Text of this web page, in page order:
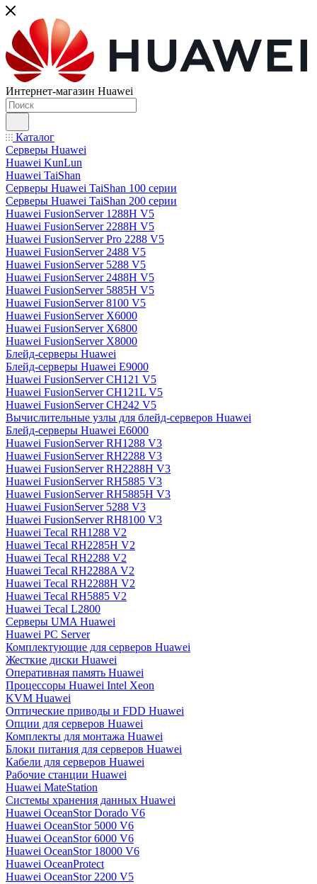
Интернет-магазин Huawei
Каталог
Серверы Huawei
Huawei KunLun
Huawei TaiShan
Серверы Huawei TaiShan 100 серии
Серверы Huawei TaiShan 200 серии
Huawei FusionServer 1288H V5
Huawei FusionServer 2288H V5
Huawei FusionServer Pro 2288 V5
Huawei FusionServer 2488 V5
Huawei FusionServer 5288 V5
Huawei FusionServer 2488H V5
Huawei FusionServer 5885H V5
Huawei FusionServer 8100 V5
Huawei FusionServer X6000
Huawei FusionServer X6800
Huawei FusionServer X8000
Блейд-серверы Huawei
Блейд-серверы Huawei E9000
Huawei FusionServer CH121 V5
Huawei FusionServer CH121L V5
Huawei FusionServer CH242 V5
Вычислительные узлы для блейд-серверов Huawei
Блейд-серверы Huawei E6000
Huawei FusionServer RH1288 V3
Huawei FusionServer RH2288 V3
Huawei FusionServer RH2288H V3
Huawei FusionServer RH5885 V3
Huawei FusionServer RH5885H V3
Huawei FusionServer 5288 V3
Huawei FusionServer RH8100 V3
Huawei Tecal RH1288 V2
Huawei Tecal RH2285H V2
Huawei Tecal RH2288 V2
Huawei Tecal RH2288A V2
Huawei Tecal RH2288H V2
Huawei Tecal RH5885 V2
Huawei Tecal L2800
Серверы UMA Huawei
Huawei PC Server
Комплектующие для серверов Huawei
Жесткие диски Huawei
Оперативная память Huawei
Процессоры Huawei Intel Xeon
KVM Huawei
Оптические приводы и FDD Huawei
Опции для серверов Huawei
Комплекты для монтажа Huawei
Блоки питания для серверов Huawei
Кабели для серверов Huawei
Рабочие станции Huawei
Huawei MateStation
Системы хранения данных Huawei
Huawei OceanStor Dorado V6
Huawei OceanStor 5000 V6
Huawei OceanStor 6000 V6
Huawei OceanStor 18000 V6
Huawei OceanProtect
Huawei OceanStor 2200 V5